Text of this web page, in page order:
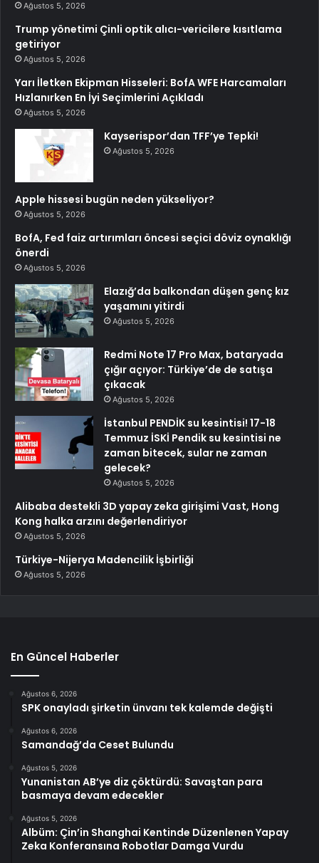
Ağustos 5, 2026
Trump yönetimi Çinli optik alıcı-vericilere kısıtlama
getiriyor
Ağustos 5, 2026
Yarı İletken Ekipman Hisseleri: BofA WFE Harcamaları
Hızlanırken En İyi Seçimlerini Açıkladı
Ağustos 5, 2026
Kayserispor’dan TFF’ye Tepki!
Ağustos 5, 2026
Apple hissesi bugün neden yükseliyor?
Ağustos 5, 2026
BofA, Fed faiz artırımları öncesi seçici döviz oynaklığı
önerdi
Ağustos 5, 2026
Elazığ’da balkondan düşen genç kız
yaşamını yitirdi
Ağustos 5, 2026
Redmi Note 17 Pro Max, bataryada
çığır açıyor: Türkiye’de de satışa
çıkacak
Ağustos 5, 2026
İstanbul PENDİK su kesintisi! 17-18
Temmuz İSKİ Pendik su kesintisi ne
zaman bitecek, sular ne zaman
gelecek?
Ağustos 5, 2026
Alibaba destekli 3D yapay zeka girişimi Vast, Hong
Kong halka arzını değerlendiriyor
Ağustos 5, 2026
Türkiye-Nijerya Madencilik İşbirliği
Ağustos 5, 2026
En Güncel Haberler
Ağustos 6, 2026
SPK onayladı şirketin ünvanı tek kalemde değişti
Ağustos 6, 2026
Samandağ’da Ceset Bulundu
Ağustos 5, 2026
Yunanistan AB’ye diz çöktürdü: Savaştan para
basmaya devam edecekler
Ağustos 5, 2026
Albüm: Çin’in Shanghai Kentinde Düzenlenen Yapay
Zeka Konferansına Robotlar Damga Vurdu